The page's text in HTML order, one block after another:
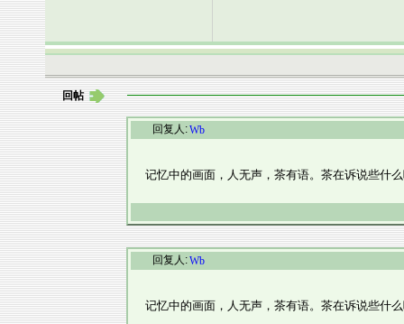
回帖
回复人:Wb
记忆中的画面，人无声，茶有语。茶在诉说些什
回复人:Wb
记忆中的画面，人无声，茶有语。茶在诉说些什